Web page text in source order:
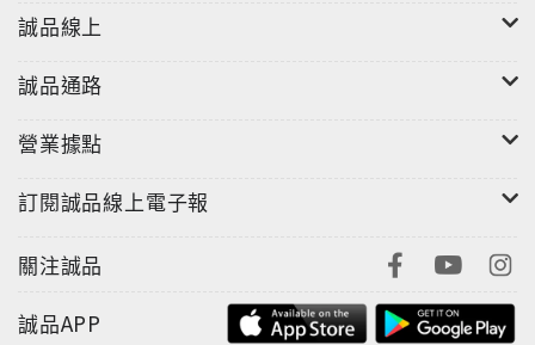
誠品線上
誠品通路
營業據點
訂閱誠品線上電子報
關注誠品
誠品APP